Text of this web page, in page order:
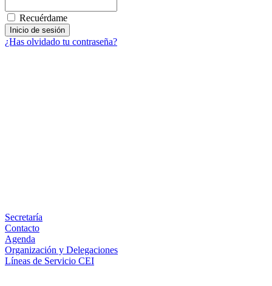
Recuérdame
¿Has olvidado tu contraseña?
Secretaría
Contacto
Agenda
Organización y Delegaciones
Líneas de Servicio CEI